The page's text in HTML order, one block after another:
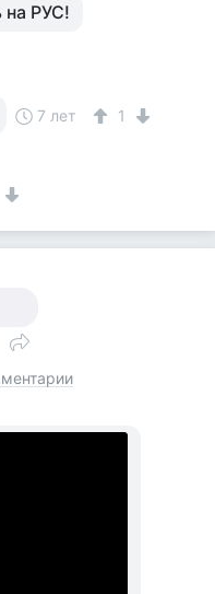
на РУС!
7 лет 1